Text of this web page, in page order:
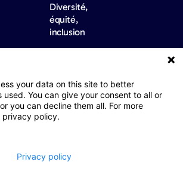
Diversité,
équité,
inclusion
Actualités
&
ressources
CarrieresContactez-
nous
your data on this site to better
used. You can give your consent to all or
you can decline them all. For more
privacy policy.
Privacy policy